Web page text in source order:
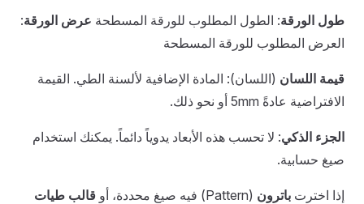
طول الورقة: الطول المطلوب للورقة المسطحة عرض الورقة:
العرض المطلوب للورقة المسطحة
قيمة اللسان (اللسان): المادة الإضافية لألسنة الطي. القيمة
الافتراضية عادةً 5mm أو نحو ذلك.
الجزء الذكي: لا تحسب هذه الأبعاد يدوياً دائماً. يمكنك استخدام
صيغ حسابية.
إذا اخترت باترون (Pattern) فيه صيغ محددة، أو
قالب طيات